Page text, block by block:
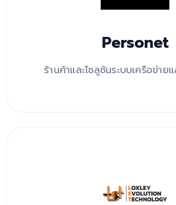
Personet
ร้านค้าและโซลูชันระบบเครือข่า